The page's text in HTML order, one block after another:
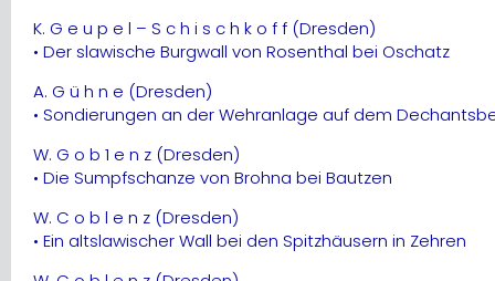
K. G e u p e l – S c h i s c h k o f f (Dresden)
• Der slawische Burgwall von Rosenthal bei Oschatz
A. G ü h n e (Dresden)
• Sondierungen an der Wehranlage auf dem
W. G o b 1 e n z (Dresden)
• Die Sumpfschanze von Brohna bei Bautzen
W. C o b l e n z (Dresden)
• Ein altslawischer Wall bei den Spitzhäusern in Zehren